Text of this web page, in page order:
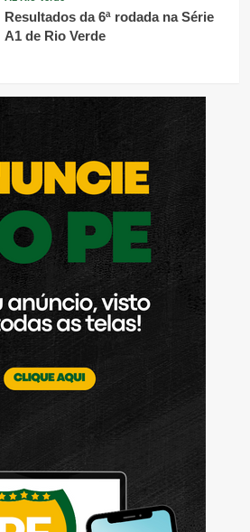
Resultados da 6ª rodada na Série
A1 de Rio Verde